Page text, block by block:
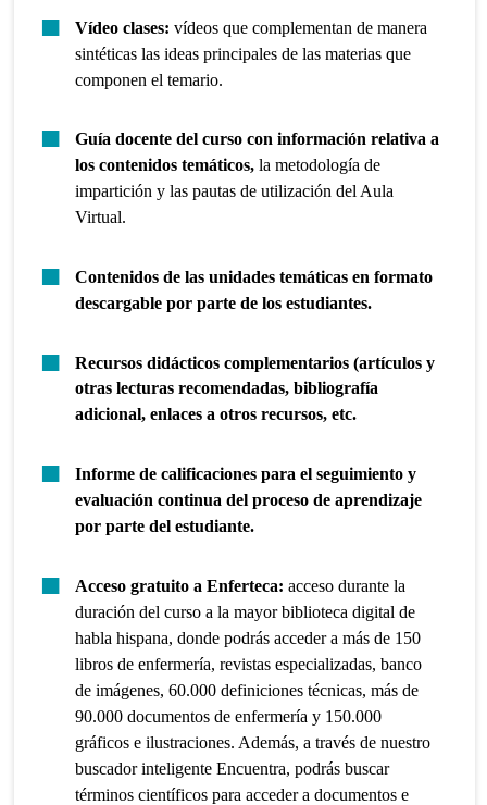
Vídeo clases:vídeos que complementan de manera
sintéticas las ideas principales de las materias que
componen el temario.
Guía docente del curso con información relativa a
los contenidos temáticos, la metodología de
impartición y las pautas de utilización del Aula
Virtual.
Contenidos de las unidades temáticas en formato
descargable por parte de los estudiantes.
Recursos didácticos complementarios (artículos y
otras lecturas recomendadas, bibliografía
adicional, enlaces a otros recursos, etc.
Informe de calificaciones para el seguimiento y
evaluación continua del proceso de aprendizaje
por parte del estudiante.
Acceso gratuito a Enferteca:acceso durante la
duración del curso a la mayor biblioteca digital de
habla hispana, donde podrás acceder a más de 150
libros de enfermería, revistas especializadas, banco
de imágenes, 60.000 definiciones técnicas, más de
90.000 documentos de enfermería y 150.000
gráficos e ilustraciones. Además, a través de nuestro
buscador inteligente Encuentra, podrás buscar
términos científicos para acceder a documentos e